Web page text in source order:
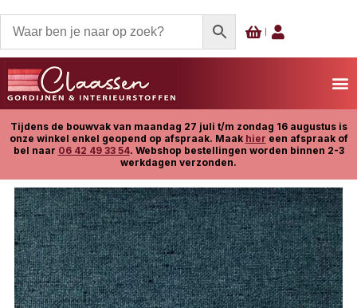
Tijdens de bouwvak van maandag 27 juli t/m zondag 16 augustus is
onze winkel enkel geopend op afspraak. Maak hier een afspraak of
bel naar 06 42 49 33 54. Webshop bestellingen worden binnen 2-3
werkdagen verzonden.